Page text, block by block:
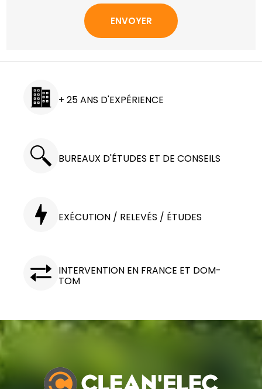
+ 25 ANS D'EXPÉRIENCE
BUREAUX D'ÉTUDES ET DE CONSEILS
EXÉCUTION / RELEVÉS / ÉTUDES
INTERVENTION EN FRANCE ET DOM-
TOM